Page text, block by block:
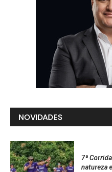
NOVIDADES
7ª
natureza